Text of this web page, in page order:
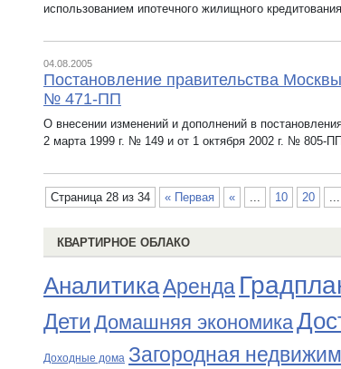
использованием ипотечного жилищного кредитования
04.08.2005
Постановление правительства
№ 471-ПП
О внесении изменений и дополнений в
2 марта 1999 г. № 149 и от 1 октября 2002 г. № 805-
Страница 28 из 34 « Первая « ... 10 20 ...
КВАРТИРНОЕ ОБЛАКО
АналитикаАренда
Дети Домашняя экономика
Доходные дома Загородная